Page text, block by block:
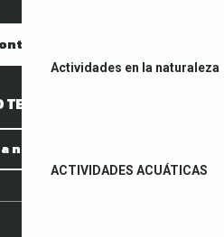
Actividades en la naturaleza
ACTIVIDADES ACUÁTICAS
PIERDAS NADA.
nuestro boletín